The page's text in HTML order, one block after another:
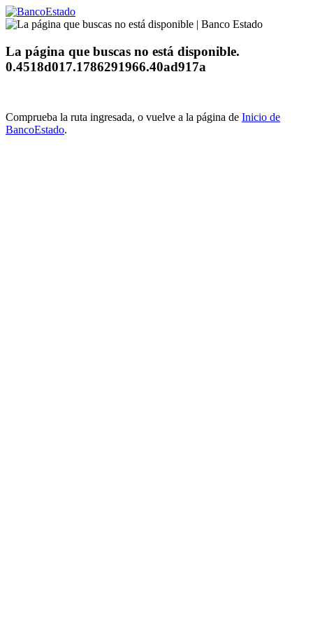
La página que buscas no está disponible.
0.4518d017.1786291966.40ad917a
Comprueba la ruta ingresada, o vuelve a la página de Inicio de
BancoEstado.